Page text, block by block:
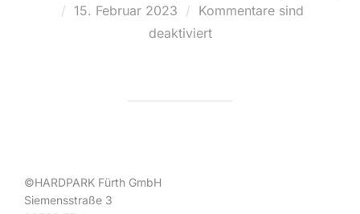
Veröffentlicht
15. Februar 2023
Kommentare sind
deaktiviert
©HARDPARK Fürth GmbH
Siemensstraße 3